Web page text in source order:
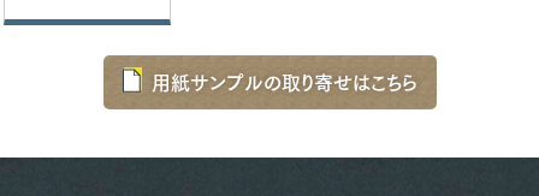
用紙サンプルの取り寄せはこちら